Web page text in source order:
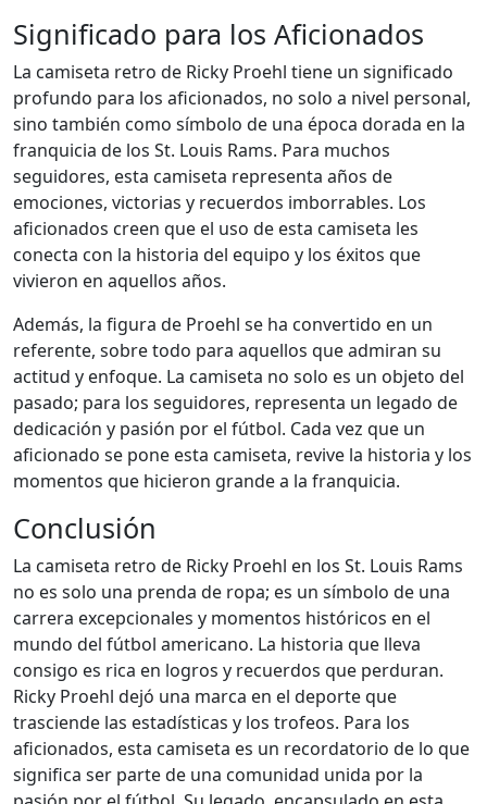
Significado para los Aficionados
La camiseta retro de Ricky Proehl tiene un significado
profundo para los aficionados, no solo a nivel personal,
sino también como símbolo de una época dorada en la
franquicia de los St. Louis Rams. Para muchos
seguidores, esta camiseta representa años de
emociones, victorias y recuerdos imborrables. Los
aficionados creen que el uso de esta camiseta les
conecta con la historia del equipo y los éxitos que
vivieron en aquellos años.
Además, la figura de Proehl se ha convertido en un
referente, sobre todo para aquellos que admiran su
actitud y enfoque. La camiseta no solo es un objeto del
pasado; para los seguidores, representa un legado de
dedicación y pasión por el fútbol. Cada vez que un
aficionado se pone esta camiseta, revive la historia y los
momentos que hicieron grande a la franquicia.
Conclusión
La camiseta retro de Ricky Proehl en los St. Louis Rams
no es solo una prenda de ropa; es un símbolo de una
carrera excepcionales y momentos históricos en el
mundo del fútbol americano. La historia que lleva
consigo es rica en logros y recuerdos que perduran.
Ricky Proehl dejó una marca en el deporte que
trasciende las estadísticas y los trofeos. Para los
aficionados, esta camiseta es un recordatorio de lo que
significa ser parte de una comunidad unida por la